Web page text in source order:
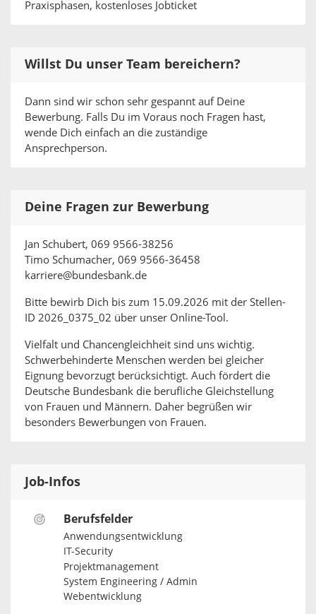
Praxisphasen, kostenloses Jobticket
Willst Du unser Team bereichern?
Dann sind wir schon sehr gespannt auf Deine
Bewerbung. Falls Du im Voraus noch Fragen hast,
wende Dich einfach an die zuständige
Ansprechperson.
Deine Fragen zur Bewerbung
Jan Schubert, 069 9566-38256
Timo Schumacher, 069 9566-36458
karriere@bundesbank.de
Bitte bewirb Dich bis zum 15.09.2026 mit der Stellen-
ID 2026_0375_02 über unser Online-Tool.
Vielfalt und Chancengleichheit sind uns wichtig.
Schwerbehinderte Menschen werden bei gleicher
Eignung bevorzugt berücksichtigt. Auch fördert die
Deutsche Bundesbank die berufliche Gleichstellung
von Frauen und Männern. Daher begrüßen wir
besonders Bewerbungen von Frauen.
Job-Infos
Berufsfelder
Anwendungsentwicklung
IT-Security
Projektmanagement
System Engineering / Admin
Webentwicklung